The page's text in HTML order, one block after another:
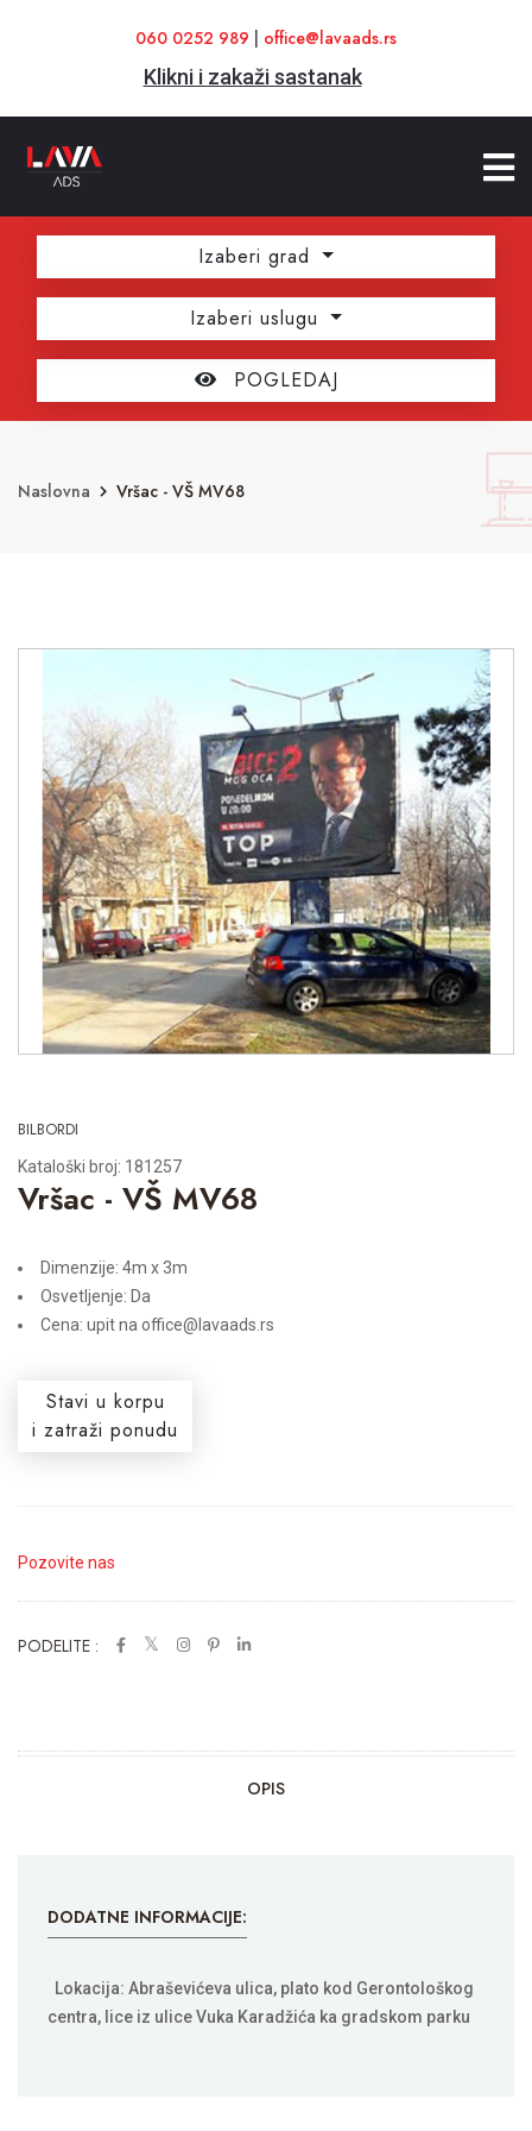
060 0252 989 office@lavaads.rs
Klikni i zakaži sastanak
Izaberi grad
Izaberi uslugu
POGLEDAJ
Naslovna Vršac - VŠ MV68
BILBORDI
Kataloški broj: 181257
Vršac - VŠ MV68
Dimenzije: 4m x 3m
Osvetljenje: Da
Cena: upit na office@lavaads.rs
Stavi u korpu
i zatraži ponudu
Pozovite nas
PODELITE :
OPIS
DODATNE INFORMACIJE:
Lokacija: Abraševićeva ulica, plato kod Gerontološkog
centra, lice iz ulice Vuka Karadžića ka gradskom parku